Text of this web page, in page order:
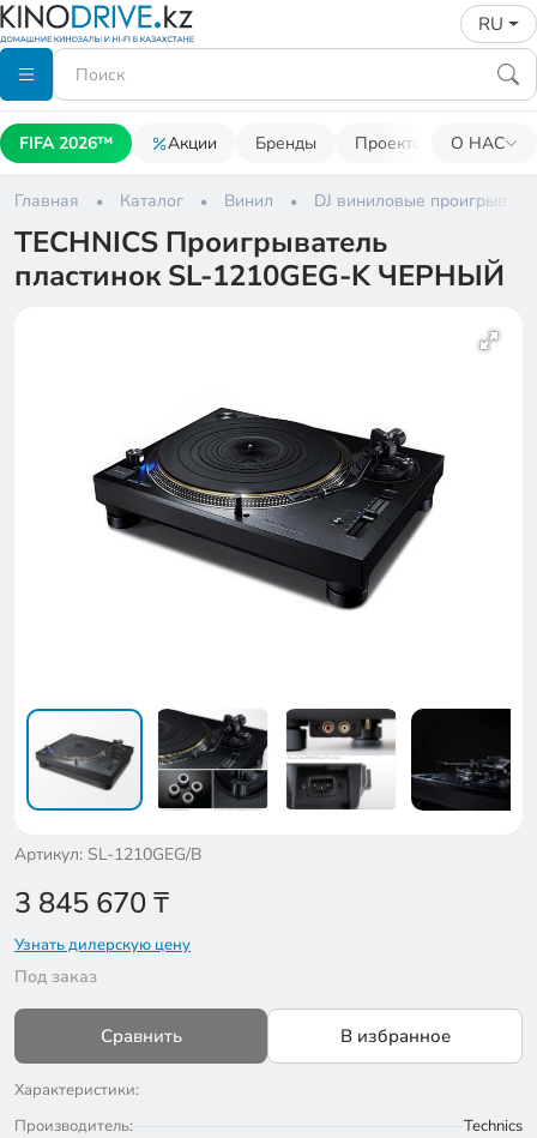
RU
FIFA 2026™ Акции Бренды Проекторы О НАС
Главная Каталог Винил DJ виниловые
TECHNICS Проигрыватель
пластинок SL-1210GEG-K ЧЕРНЫЙ
Артикул: SL-1210GEG/B
3 845 670₸
Узнать дилерскую цену
Под заказ
Сравнить В избранное
Характеристики:
Производитель:
Technics